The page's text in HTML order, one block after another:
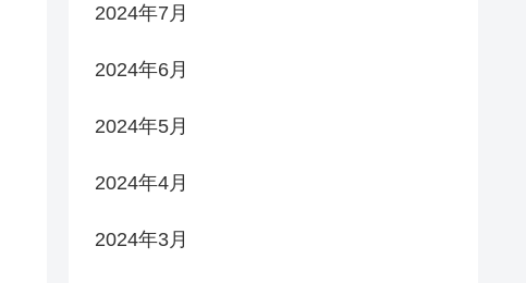
2024年7月
2024年6月
2024年5月
2024年4月
2024年3月